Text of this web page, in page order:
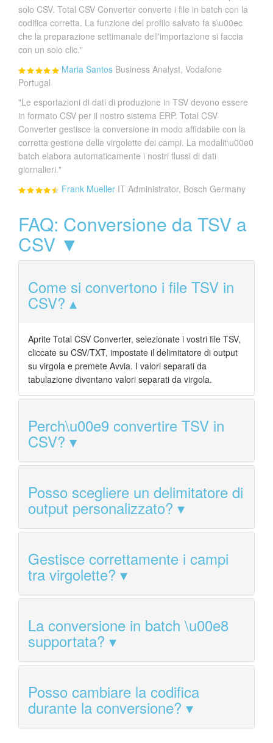
solo CSV. Total CSV Converter converte i file in batch con la
codifica corretta. La funzione del profilo salvato fa s\u00ec
che la preparazione settimanale dell'importazione si faccia
con un solo clic."
Maria Santos Business Analyst, Vodafone
Portugal
"Le esportazioni di dati di produzione in TSV devono essere
in formato CSV per il nostro sistema ERP. Total CSV
Converter gestisce la conversione in modo affidabile con la
corretta gestione delle virgolette dei campi. La modalit\u00e0
batch elabora automaticamente i nostri flussi di dati
giornalieri."
Frank Mueller IT Administrator, Bosch Germany
FAQ: Conversione da TSV a
CSV ▼
Come si convertono i file TSV in
CSV?
Aprite Total CSV Converter, selezionate i vostri file TSV,
cliccate su CSV/TXT, impostate il delimitatore di output
su virgola e premete Avvia. I valori separati da
tabulazione diventano valori separati da virgola.
Perch\u00e9 convertire TSV in
CSV?
Posso scegliere un delimitatore di
output personalizzato?
Gestisce correttamente i campi
tra virgolette?
La conversione in batch \u00e8
supportata?
Posso cambiare la codifica
durante la conversione?